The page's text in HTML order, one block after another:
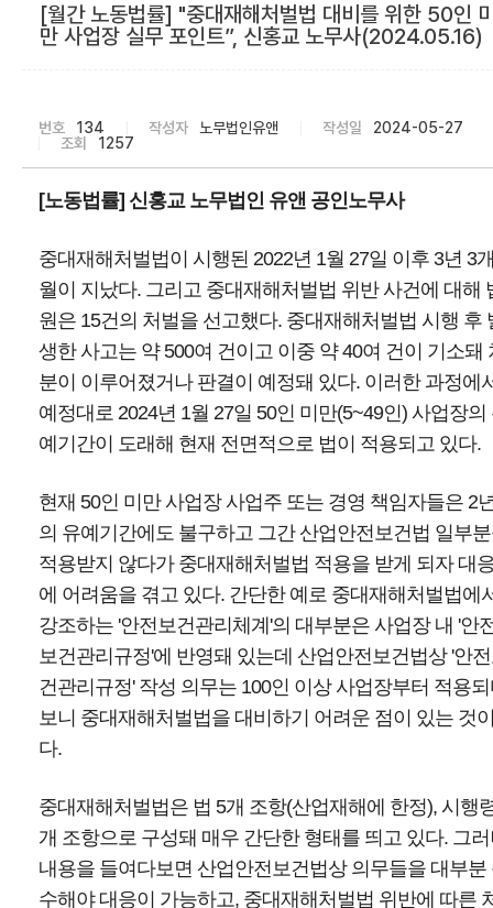
[월간 노동법률] "중대재해처벌법 대비를 위한 50인
만 사업장 실무 포인트”, 신홍교 노무사(2024.05.16)
번호 134 작성자 노무법인유앤 작성일
2024-05-27
조회
1257
[노동법률] 신홍교 노무법인 유앤 공인노무사
중대재해처벌법이 시행된 2022년 1월 27일 이후 3년 3
월이 지났다. 그리고 중대재해처벌법 위반 사건에 대해
원은 15건의 처벌을 선고했다. 중대재해처벌법 시행 후
생한 사고는 약 500여 건이고 이중 약 40여 건이 기소돼
분이 이루어졌거나 판결이 예정돼 있다. 이러한 과정에
예정대로 2024년 1월 27일 50인 미만(5~49인) 사업장의
예기간이 도래해 현재 전면적으로 법이 적용되고 있다.
현재 50인 미만 사업장 사업주 또는 경영 책임자들은 2
의 유예기간에도 불구하고 그간 산업안전보건법 일부
적용받지 않다가 중대재해처벌법 적용을 받게 되자 대
에 어려움을 겪고 있다. 간단한 예로 중대재해처벌법에
강조하는 '안전보건관리체계'의 대부분은 사업장 내 '안
보건관리규정'에 반영돼 있는데 산업안전보건법상 '안
건관리규정' 작성 의무는 100인 이상 사업장부터 적용
보니 중대재해처벌법을 대비하기 어려운 점이 있는 것
다.
중대재해처벌법은 법 5개 조항(산업재해에 한정), 시행
개 조항으로 구성돼 매우 간단한 형태를 띄고 있다. 그
내용을 들여다보면 산업안전보건법상 의무들을 대부분
수해야 대응이 가능하고, 중대재해처벌법 위반에 따른